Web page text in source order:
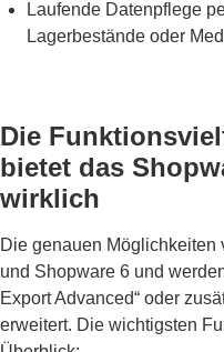
Laufende Datenpflege
Lagerbestände oder
Die
bietet das
wirklich
Die genauen
und Shopware 6 und
Export Advanced“ oder
erweitert. Die wichtigsten